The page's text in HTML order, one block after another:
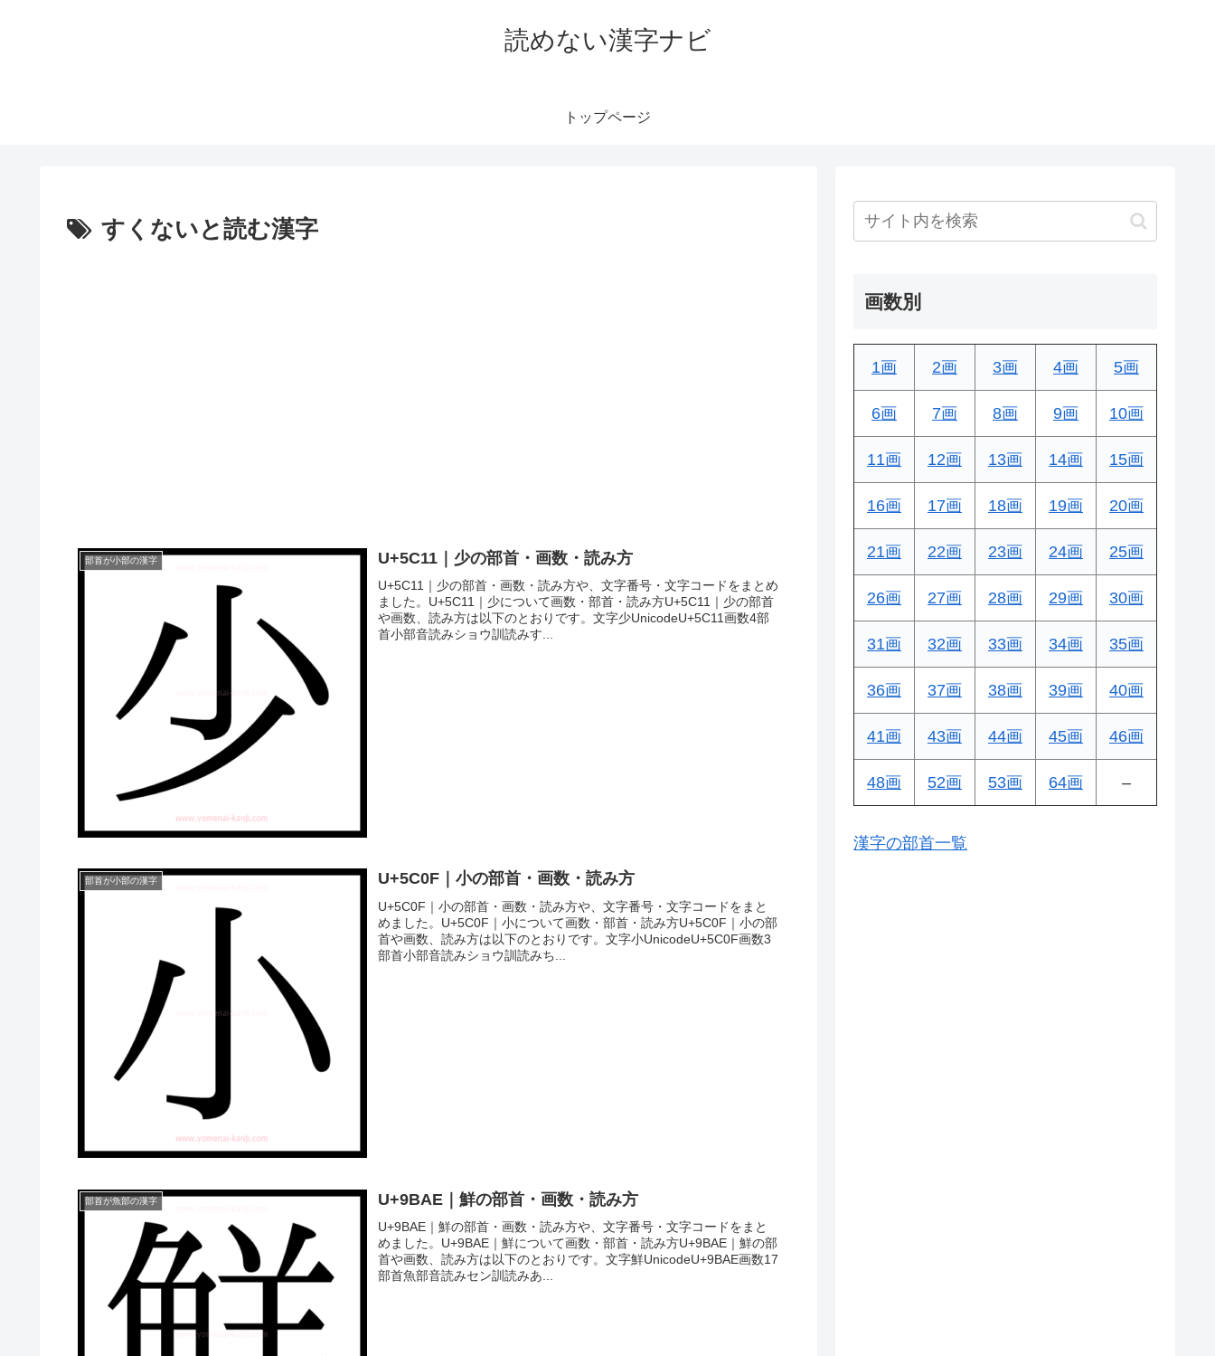
読めない漢字ナビ
トップページ
すくないと読む漢字
部首が小部の漢字 U+5C11｜少の部首・画数・読み方
U+5C11｜少の部首・画数・読み方や、文字番号・文字コードをまとめ
ました。U+5C11｜少について画数・部首・読み方U+5C11｜少の部首
や画数、読み方は以下のとおりです。文字少UnicodeU+5C11画数4部
首小部音読みショウ訓読みす...
部首が小部の漢字 U+5C0F｜小の部首・画数・読み方
U+5C0F｜小の部首・画数・読み方や、文字番号・文字コードをまと
めました。U+5C0F｜小について画数・部首・読み方U+5C0F｜小の部
首や画数、読み方は以下のとおりです。文字小UnicodeU+5C0F画数3
部首小部音読みショウ訓読みち...
部首が魚部の漢字 U+9BAE｜鮮の部首・画数・読み方
U+9BAE｜鮮の部首・画数・読み方や、文字番号・文字コードをまと
めました。U+9BAE｜鮮について画数・部首・読み方U+9BAE｜鮮の部
首や画数、読み方は以下のとおりです。文字鮮UnicodeU+9BAE画数17
部首魚部音読みセン訓読みあ...
画数別
1画 2画 3画 4画 5画
6画 7画 8画 9画 10画
11画 12画 13画 14画 15画
16画 17画 18画 19画 20画
21画 22画 23画 24画 25画
26画 27画 28画 29画 30画
31画 32画 33画 34画 35画
36画 37画 38画 39画 40画
41画 43画 44画 45画 46画
48画 52画 53画 64画 –
漢字の部首一覧